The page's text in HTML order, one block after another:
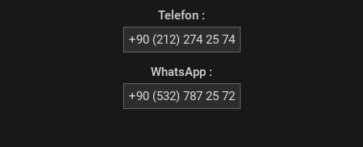
Telefon :
+90 (212) 274 25 74
WhatsApp :
+90 (532) 787 25 72